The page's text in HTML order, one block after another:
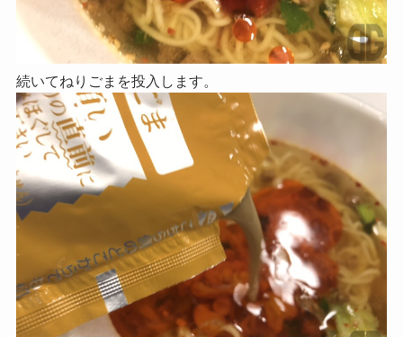
続いてねりごまを投入します。